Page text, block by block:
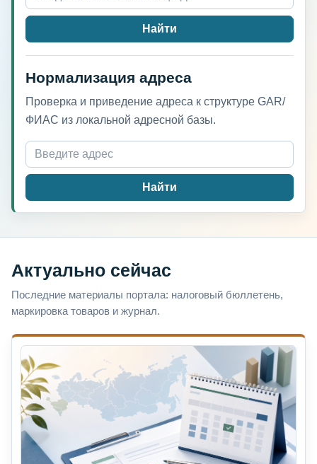
Найти
Нормализация адреса
Проверка и приведение адреса к структуре GAR/
ФИАС из локальной адресной базы.
Найти
Актуально сейчас
Последние материалы портала: налоговый бюллетень,
маркировка товаров и журнал.